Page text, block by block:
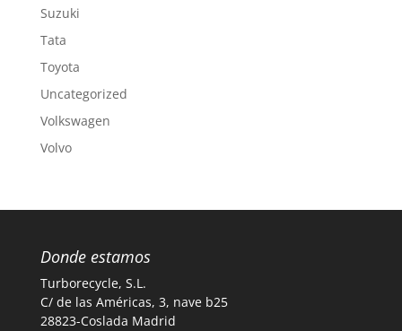
Suzuki
Tata
Toyota
Uncategorized
Volkswagen
Volvo
Donde estamos
Turborecycle, S.L.
C/ de las Américas, 3, nave b25
28823-Coslada Madrid